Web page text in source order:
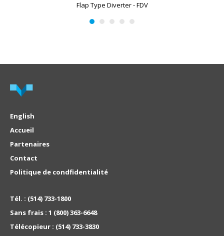
Flap Type Diverter - FDV
English
Accueil
Partenaires
Contact
Politique de condfidentialité
Tél. : (514) 733-1800
Sans frais : 1 (800) 363-6648
Télécopieur : (514) 733-3830